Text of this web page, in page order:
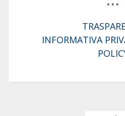
* * *
INFORMATIVA